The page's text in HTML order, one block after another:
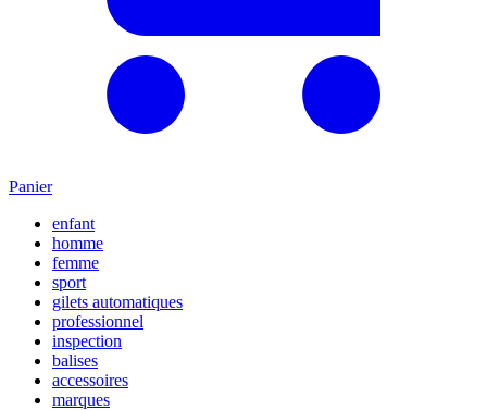
Panier
enfant
homme
femme
sport
gilets automatiques
professionnel
inspection
balises
accessoires
marques